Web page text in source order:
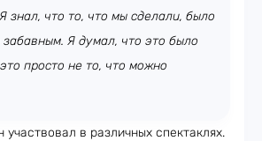
знал, что то, что мы сделали, было
забавным. Я думал, что это было
просто не то, что можно
в различных спектаклях.